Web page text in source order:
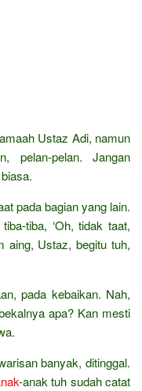
Ustaz Adi, namun
pelan-pelan. Jangan
pada bagian yang lain.
tiba, ‘Oh, tidak taat,
aing, Ustaz, begitu tuh,
pada kebaikan. Nah,
apa? Kan mesti
banyak, ditinggal.
-anak tuh sudah catat